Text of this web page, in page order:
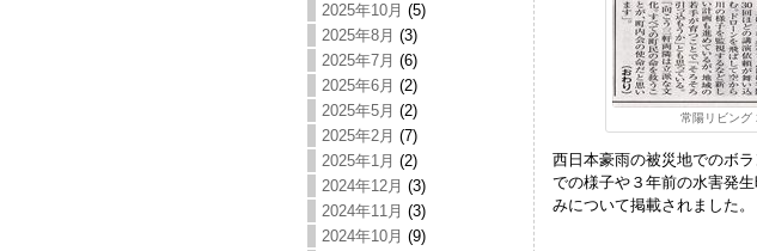
2025年10月 (5)
2025年8月 (3)
2025年7月 (6)
2025年6月 (2)
2025年5月 (2)
2025年2月 (7)
2025年1月 (2)
2024年12月 (3)
2024年11月 (3)
2024年10月 (9)
常陽リビン
西日本豪雨の被災地でのボ
での様子や３年前の水害発
みについて掲載されました。